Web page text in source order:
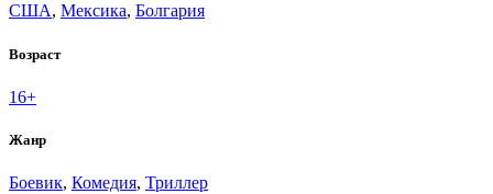
США, Мексика, Болгария
Возраст
16+
Жанр
Боевик, Комедия, Триллер